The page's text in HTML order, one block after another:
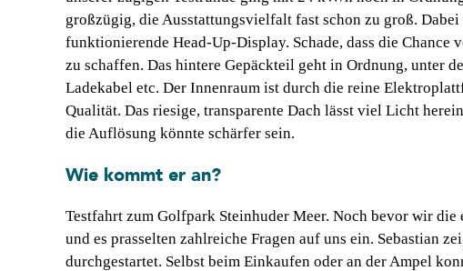
großzügig, die Ausstattungsvielfalt fast schon zu groß.
funktionierende Head-Up-Display. Schade, dass die Chance
zu schaffen. Das hintere Gepäckteil geht in Ordnung, unter
Ladekabel etc. Der Innenraum ist durch die reine
Qualität. Das riesige, transparente Dach lässt viel Licht
die Auflösung könnte schärfer sein.
Wie kommt er an?
Testfahrt zum Golfpark Steinhuder Meer. Noch bevor wir die
und es prasselten zahlreiche Fragen auf uns ein. Sebastian
durchgestartet. Selbst beim Einkaufen oder an der Ampel